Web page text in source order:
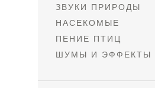
ЗВУКИ ПРИРОДЫ
НАСЕКОМЫЕ
ПЕНИЕ ПТИЦ
ШУМЫ И ЭФФЕКТЫ